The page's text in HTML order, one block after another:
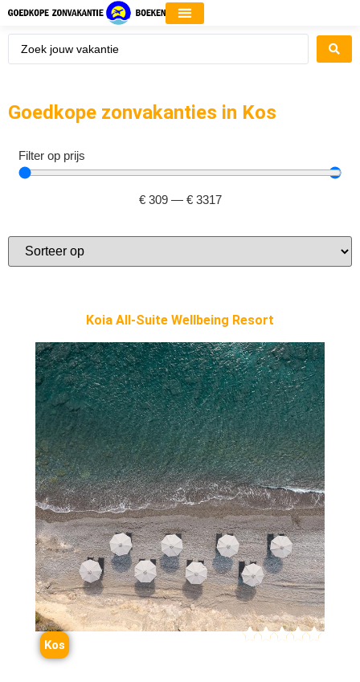
Goedkope zonvakanties in Kos
Filter op prijs
€ 309 — € 3317
Koia All-Suite Wellbeing Resort

Kos